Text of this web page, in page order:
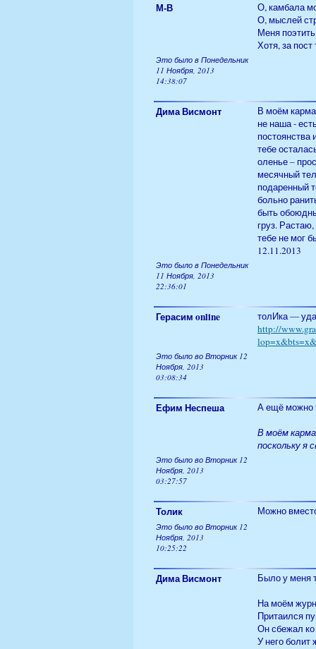
М-В
О, камбала
О, мыслей
Меня
Хотя, за пост
Это было в Понедельник
11 Ноября, 2013
14:38:07
Дима Висмонт
В моём
не наша -
постоянства
тебе
оленье –
месячный
подаренный
больно
быть
груз.
тебе не мог
12.11.2013
Это было в Понедельник
11 Ноября, 2013
22:36:01
Герасим online
толИка —
http://
Это было во Вторник 12
Ноября, 2013
03:08:34
Ефим Неспеша
А ещё можно
В моём
поскольку я
Это было во Вторник 12
Ноября, 2013
03:27:57
Толик Можно
Это было во Вторник 12
Ноября, 2013
10:25:22
Дима Висмонт
Было у меня
На моём
Притаился
Он сбежал
У него болит